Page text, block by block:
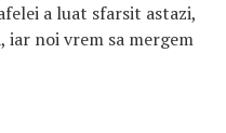
a luat sfarsit astazi,
iar noi vrem sa mergem